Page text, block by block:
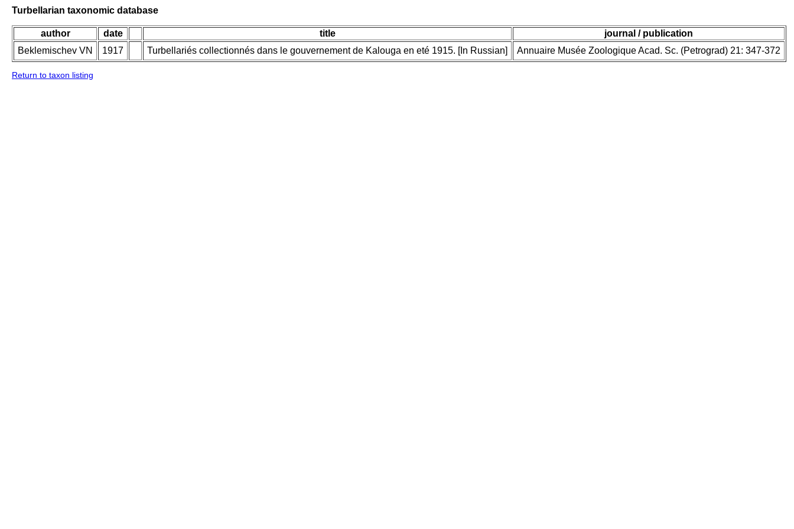
Turbellarian taxonomic database
author date title
journal / publication
Beklemischev VN
1917 Turbellariés collectionnés dans le gouvernement de Kalouga en eté 1915. [In Russian] Annuaire Musée Zoologique Acad. Sc. (Petrograd) 21: 347-372
Return to taxon listing